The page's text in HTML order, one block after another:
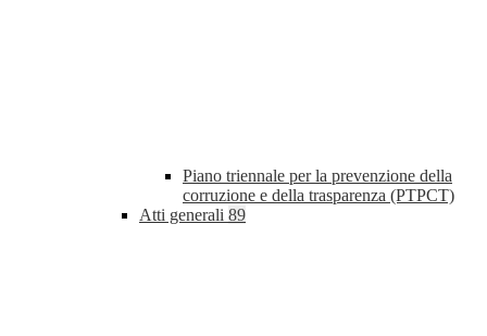
Piano triennale per la prevenzione della
corruzione e della trasparenza (PTPCT)
Atti generali 89